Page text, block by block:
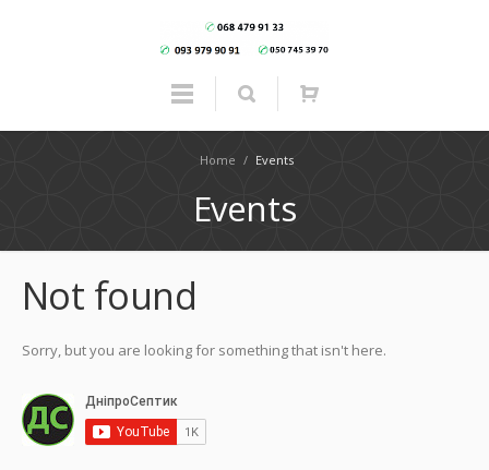
Home / Events
Events
Not found
Sorry, but you are looking for something that isn't here.